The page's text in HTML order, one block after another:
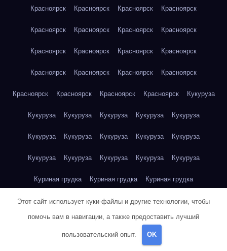
Красноярск Красноярск Красноярск Красноярск
Красноярск Красноярск Красноярск Красноярск
Красноярск Красноярск Красноярск Красноярск
Красноярск Красноярск Красноярск Красноярск
Красноярск Красноярск Красноярск Красноярск Кукуруза
Кукуруза Кукуруза Кукуруза Кукуруза Кукуруза
Кукуруза Кукуруза Кукуруза Кукуруза Кукуруза
Кукуруза Кукуруза Кукуруза Кукуруза Кукуруза
Куриная грудка Куриная грудка Куриная грудка
Куриная грудка Куриная грудка Куриная грудка
Куриная грудка Куриная грудка
Куриное яйцо
Этот сайт использует куки-файлы и другие технологии, чтобы
помочь вам в навигации, а также предоставить лучший
пользовательский опыт. OK